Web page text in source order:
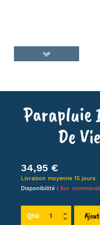
Parapluie
De
34,95 €
Livraison moyenne 15 jours
Disponibilité : Sur
Qté: